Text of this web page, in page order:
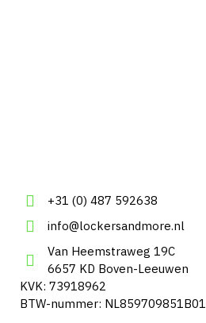
+31 (0) 487 592638
info@lockersandmore.nl
Van Heemstraweg 19C
6657 KD Boven-Leeuwen
KVK: 73918962
BTW-nummer: NL859709851B01